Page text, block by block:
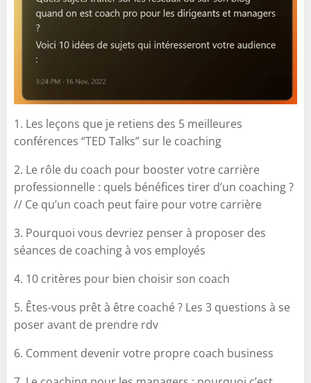
1. Les leçons que je retiens des 5 meilleures
conférences “TED Talks” sur le coaching
2. Le rôle du coach pour booster votre carrière
professionnelle : quels bénéfices tirer d’un coaching ?
// Ce qu’un coach peut faire pour votre carrière
3. Pourquoi vous devriez penser à proposer des
séances de coaching à vos employés
4. 10 critères pour bien choisir son coach
5. Êtes-vous prêt à être coaché ? Les 3 questions à se
poser avant de prendre rdv
6. Comment devenir votre propre coach business